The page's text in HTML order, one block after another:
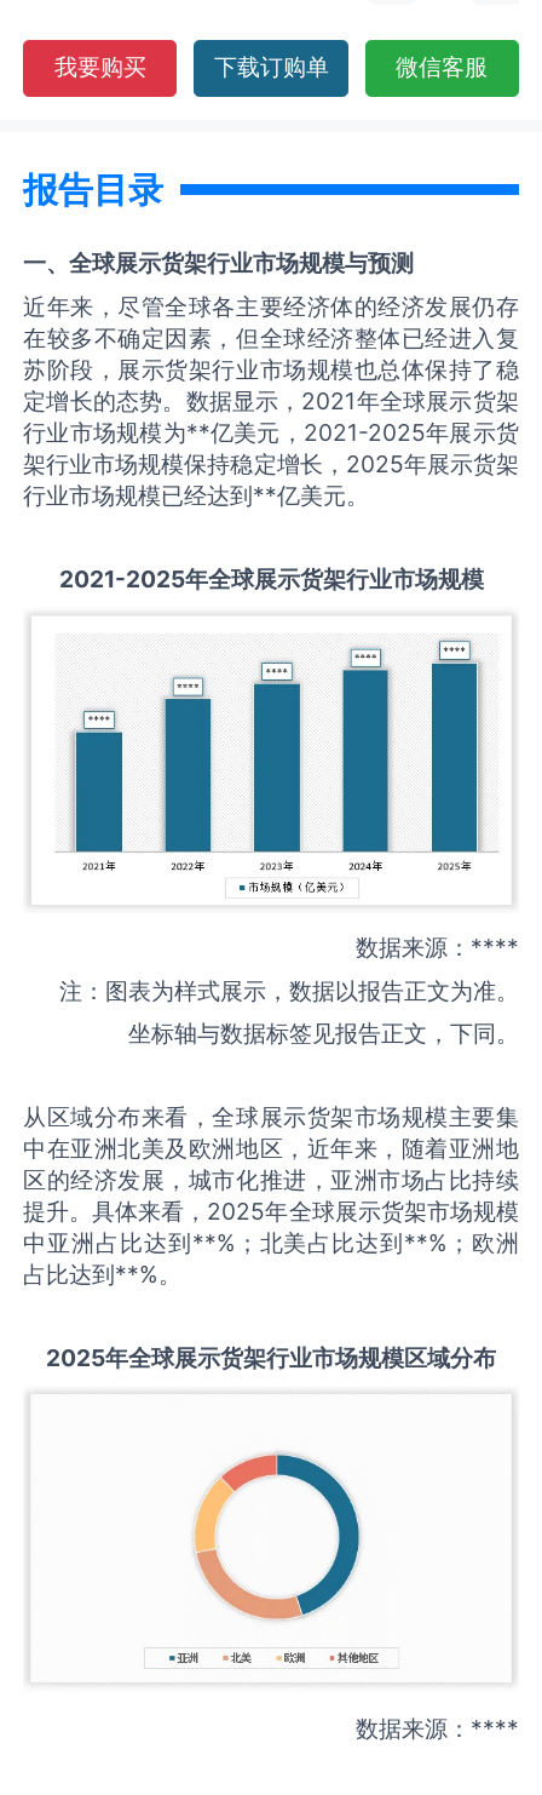
我要购买 下载订购单 微信客服
报告目录
一、全球展示货架行业市场规模与预测
近年来，尽管全球各主要经济体的经济发展仍存
在较多不确定因素，但全球经济整体已经进入复
苏阶段，展示货架行业市场规模也总体保持了稳
定增长的态势。数据显示，2021年全球展示货架
行业市场规模为**亿美元，2021-2025年展示货
架行业市场规模保持稳定增长，2025年展示货架
行业市场规模已经达到**亿美元。
2021-2025年全球展示货架行业市场规模
数据来源：****
注：图表为样式展示，数据以报告正文为准。
坐标轴与数据标签见报告正文，下同。
从区域分布来看，全球展示货架市场规模主要集
中在亚洲北美及欧洲地区，近年来，随着亚洲地
区的经济发展，城市化推进，亚洲市场占比持续
提升。具体来看，2025年全球展示货架市场规模
中亚洲占比达到**%；北美占比达到**%；欧洲
占比达到**%。
2025年全球展示货架行业市场规模区域分布
数据来源：****